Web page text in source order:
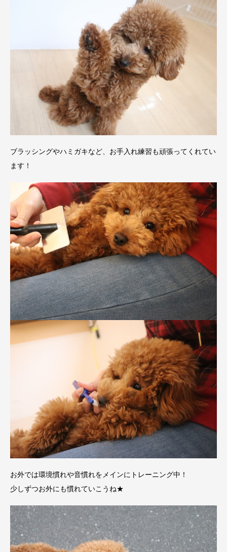
ブラッシングやハミガキなど、お手入れ練習も頑張ってくれてい
ます！
お外では環境慣れや音慣れをメインにトレーニング中！
少しずつお外にも慣れていこうね★